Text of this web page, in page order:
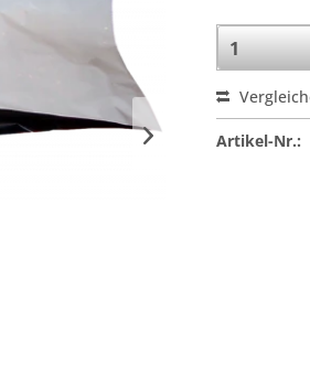
Artikel-Nr.: